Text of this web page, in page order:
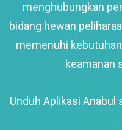
menghubungkan
bidang hewan
memenuhi
keamanan
Unduh Aplikasi Anabul